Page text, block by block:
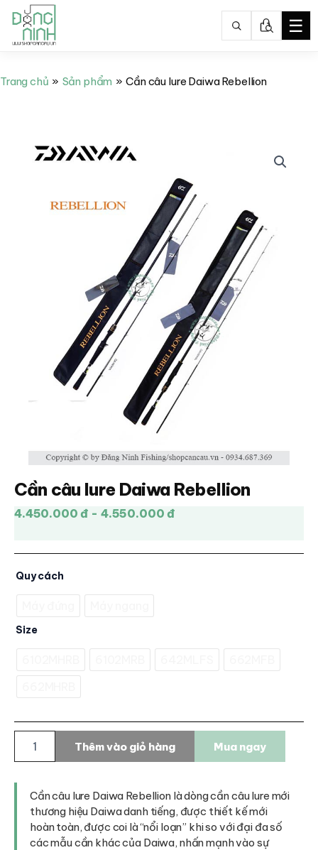
tới
☰
Trang chủ Sản phẩm Cần câu lure Daiwa Rebellion
Cần câu lure Daiwa Rebellion
4.450.000 đ - 4.550.000 đ
Quy cách
Size
lure
Daiwa
Rebellion
lượng
Thêm vào giỏ hàng Mua ngay
Cần câu lure Daiwa Rebellion là dòng cần câu lure mới
thương hiệu Daiwa danh tiếng, được thiết kế mới
hoàn toàn, được coi là “nổi loạn” khi so với đại đa số
các mẫu cần khác của Daiwa, nhấn mạnh vào sự